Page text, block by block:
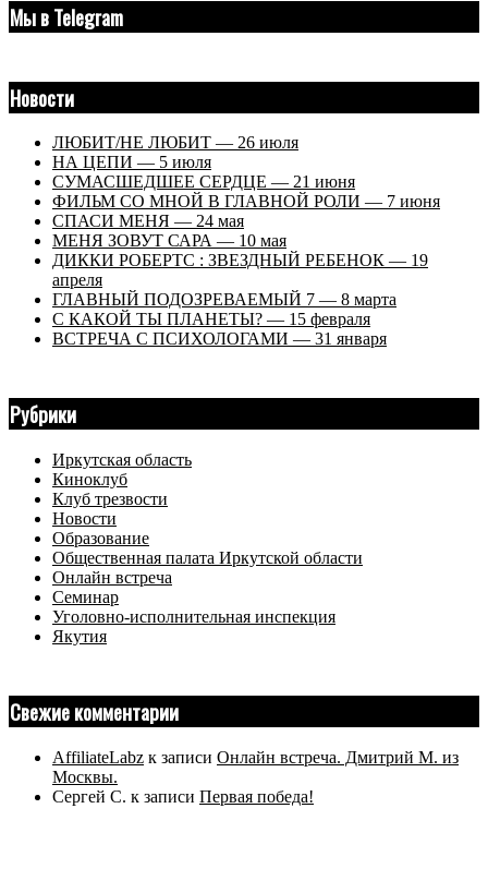
Мы в Telegram
Новости
ЛЮБИТ/НЕ ЛЮБИТ — 26 июля
НА ЦЕПИ — 5 июля
СУМАСШЕДШЕЕ СЕРДЦЕ — 21 июня
ФИЛЬМ СО МНОЙ В ГЛАВНОЙ РОЛИ — 7 июня
СПАСИ МЕНЯ — 24 мая
МЕНЯ ЗОВУТ САРА — 10 мая
ДИККИ РОБЕРТС : ЗВЕЗДНЫЙ РЕБЕНОК — 19
апреля
ГЛАВНЫЙ ПОДОЗРЕВАЕМЫЙ 7 — 8 марта
С КАКОЙ ТЫ ПЛАНЕТЫ? — 15 февраля
ВСТРЕЧА С ПСИХОЛОГАМИ — 31 января
Рубрики
Иркутская область
Киноклуб
Клуб трезвости
Новости
Образование
Общественная палата Иркутской области
Онлайн встреча
Семинар
Уголовно-исполнительная инспекция
Якутия
Свежие комментарии
AffiliateLabz к записи Онлайн встреча. Дмитрий М. из
Москвы.
Сергей С. к записи Первая победа!